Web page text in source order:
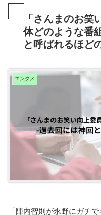
「さんまのお笑
体どのような番
と呼ばれるほど
エンタメ
「陣内智則が永野にガチ